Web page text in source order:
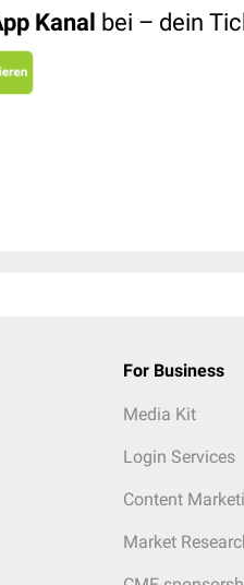
Kanal bei – dein
For Business
Media Kit
Login Services
Content
Market